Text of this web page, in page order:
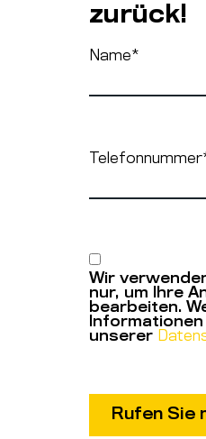
zurück!
Name*
Telefonnummer
Wir
nur, um Ihre
bearbeiten.
unserer